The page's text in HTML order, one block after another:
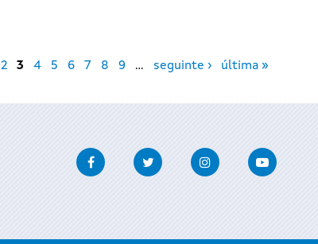
2 3 4 5 6 7 8 9 … seguinte › última »
FacebookTwitter InstagramYoutube